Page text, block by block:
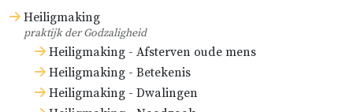
Heiligmaking
praktijk der Godzaligheid
Heiligmaking - Afsterven oude mens
Heiligmaking - Betekenis
Heiligmaking - Dwalingen